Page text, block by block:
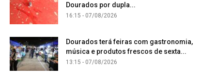
Dourados por dupla...
16:15 - 07/08/2026
Dourados terá feiras com gastronomia,
música e produtos frescos de sexta...
13:15 - 07/08/2026